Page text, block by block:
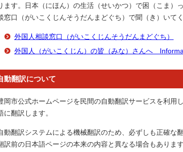
ます。日本（にほん）の生活（せいかつ）で困（こま）
窓口（がいこくじんそうだんまどぐち）で聞（き）いてく
外国人相談窓口（がいこくじんそうだんまどぐち）
外国人（がいこくじん）の皆（みな）さんへ
動翻訳について
岡市公式ホームページを民間の自動翻訳サービスを利用
に翻訳します。
動翻訳システムによる機械翻訳のため、必ずしも正確な
訳前の日本語ページの本来の内容と異なる場合もありま